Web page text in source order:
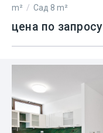
m² / Сад 8 m²
цена по запросу